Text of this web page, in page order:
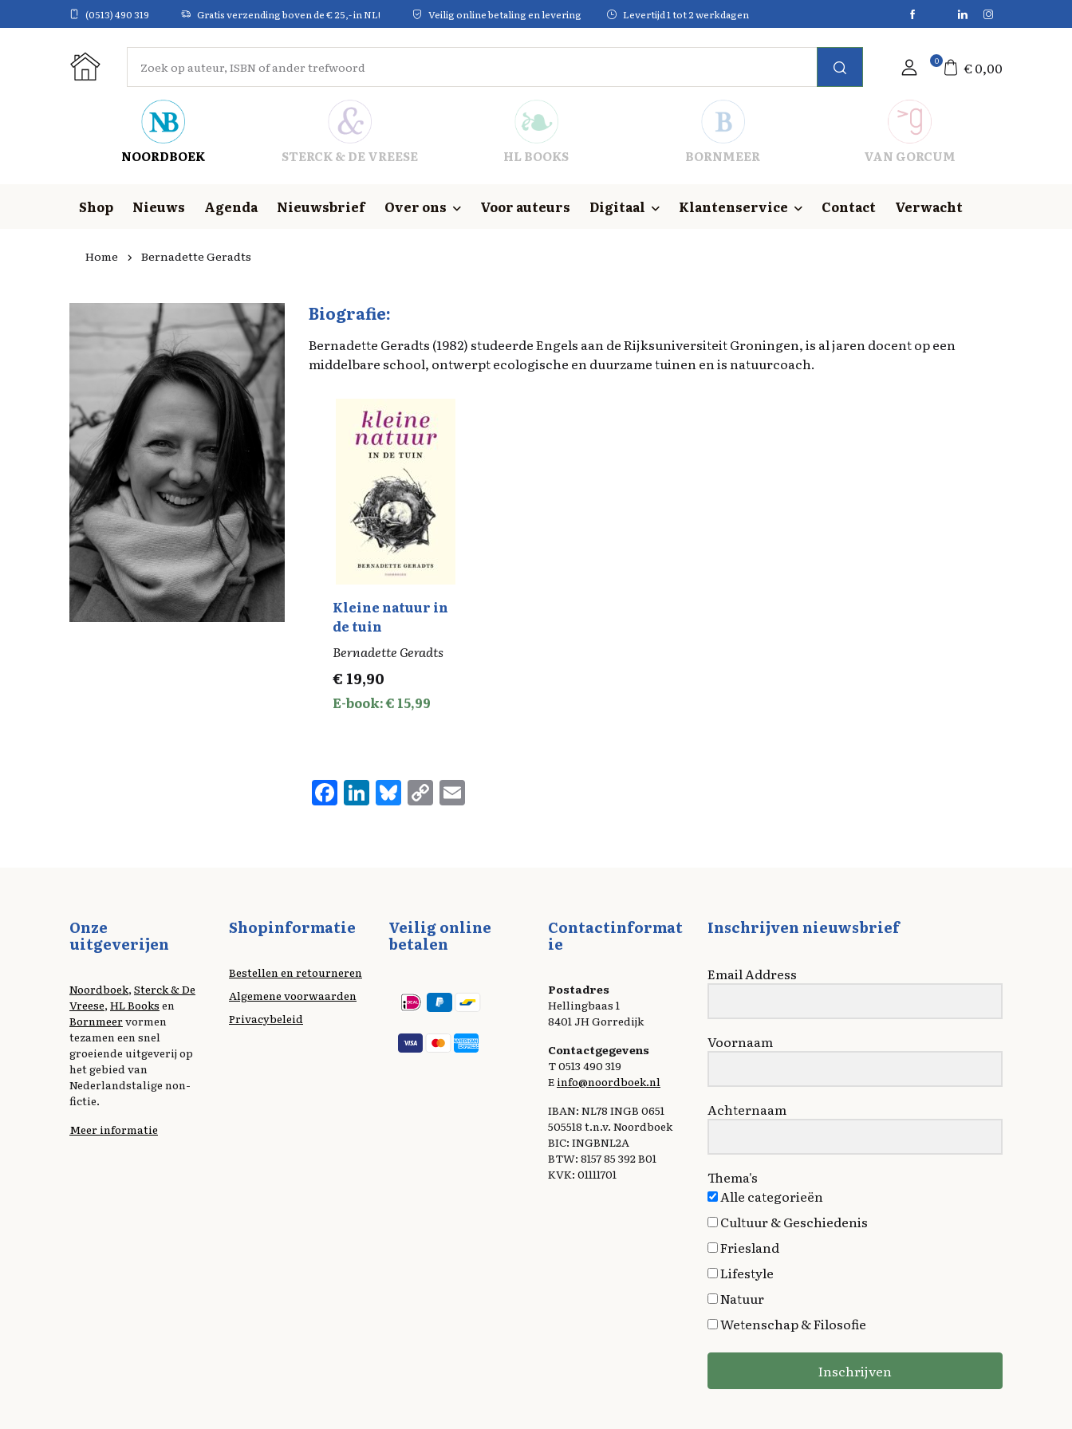
(0513) 490 319 Gratis verzending boven de € 25,- in NL! Veilig online betaling en levering Levertijd 1 tot 2 werkdagen
0 €0,00
NOORDBOEK STERCK & DE VREESE HL BOOKS BORNMEER VAN GORCUM
Shop Nieuws Agenda Nieuwsbrief Over ons Voor auteurs Digitaal Klantenservice Contact Verwacht
Home Bernadette Geradts
Biografie:
Bernadette Geradts (1982) studeerde Engels aan de Rijksuniversiteit Groningen, is al jaren docent op een
middelbare school, ontwerpt ecologische en duurzame tuinen en is natuurcoach.
Kleine natuur in
de tuin
Bernadette Geradts
€ 19,90
E-book: € 15,99
F
a
o
k
Li
n
Bl
u
C
o
n
k
Onze
uitgeverijen
Noordboek, Sterck & De
Vreese, HL Books en
Bornmeervormen
tezamen een snel
groeiende uitgeverij op
het gebied van
Nederlandstalige non-
fictie.
Meer informatie
Shopinformatie
Bestellen en retourneren
Algemene voorwaarden
Privacybeleid
Veilig online
betalen
Contactinformat
ie
Postadres
Hellingbaas 1
8401 JH Gorredijk
Contactgegevens
T 0513 490 319
E info@noordboek.nl
IBAN: NL78 INGB 0651
505518 t.n.v. Noordboek
BIC: INGBNL2A
BTW: 8157 85 392 B01
KVK: 01111701
Inschrijven nieuwsbrief
Email Address
Voornaam
Achternaam
Thema's
Alle categorieën
Cultuur & Geschiedenis
Friesland
Lifestyle
Natuur
Wetenschap & Filosofie
Inschrijven